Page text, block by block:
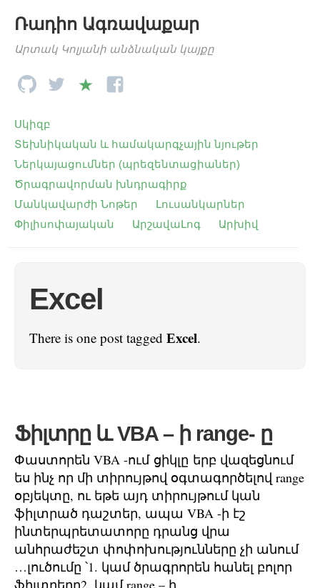
Ռադիո Ագռավաքար
Արտակ Կոլյանի անձնական կայքը
Սկիզբ
Տեխնիկական և համակարգչային նյութեր
Ներկայացումներ (պրեզենտացիաներ)
Ծրագրավորման խնդրագիրք
Մանկավարժի Նոթեր
Լուսանկարներ
Փիլիսոփայական
ԱրշավաԼոգ Արխիվ
Еxcel
There is one post tagged Еxcel.
Ֆիլտրը և VBA – ի range- ը
Փաստորեն VBA -ում ցիկլը երբ վազեցնում
ես ինչ որ մի տիրույթով օգտագործելով range
օբյեկտը, ու եթե այդ տիրույթում կան
ֆիլտրած դաշտեր, ապա VBA -ի էշ
ինտերպրետատորը դրանց վրա
անհրաժեշտ փոփոխությունները չի անում
…լուծումը ՝1. կամ ծրագրորեն հանել բոլոր
ֆիլտրերը2. կամ range – ի